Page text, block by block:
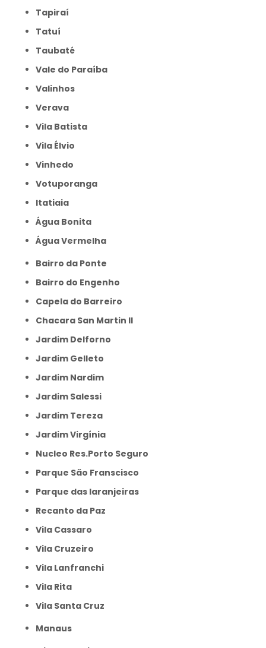
Tapiraí
Tatuí
Taubaté
Vale do Paraíba
Valinhos
Verava
Vila Batista
Vila Élvio
Vinhedo
Votuporanga
itatiaia
Água Bonita
Água Vermelha
Bairro da Ponte
Bairro do Engenho
Capela do Barreiro
Chacara San Martin II
Jardim Delforno
Jardim Gelleto
Jardim Nardim
Jardim Salessi
Jardim Tereza
Jardim Virgínia
Nucleo Res.Porto Seguro
Parque São Franscisco
Parque das laranjeiras
Recanto da Paz
Vila Cassaro
Vila Cruzeiro
Vila Lanfranchi
Vila Rita
Vila Santa Cruz
Manaus